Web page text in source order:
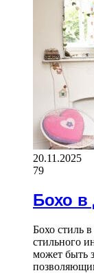
20.11.2025
79
Бохо в
Бохо стиль
стильного
может быть